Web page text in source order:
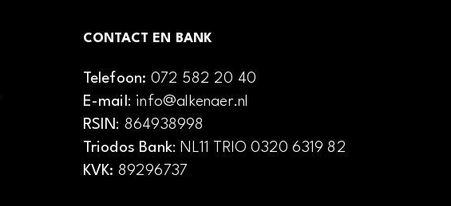
CONTACT EN BANK
Telefoon: 072 582 20 40
E-mail: info@alkenaer.nl
RSIN: 864938998
Triodos Bank: NL11 TRIO 0320 6319 82
KVK: 89296737